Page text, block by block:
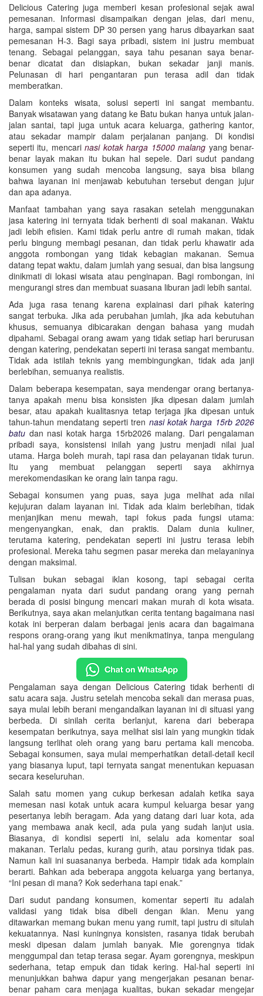
Delicious Catering juga memberi kesan profesional sejak awal
pemesanan. Informasi disampaikan dengan jelas, dari menu,
harga, sampai sistem DP 30 persen yang harus dibayarkan saat
pemesanan H-3. Bagi saya pribadi, sistem ini justru membuat
tenang. Sebagai pelanggan, saya tahu pesanan saya benar-
benar dicatat dan disiapkan, bukan sekadar janji manis.
Pelunasan di hari pengantaran pun terasa adil dan tidak
memberatkan.
Dalam konteks wisata, solusi seperti ini sangat membantu.
Banyak wisatawan yang datang ke Batu bukan hanya untuk jalan-
jalan santai, tapi juga untuk acara keluarga, gathering kantor,
atau sekadar mampir dalam perjalanan panjang. Di kondisi
seperti itu, mencarinasi kotak harga 15000 malang yang benar-
benar layak makan itu bukan hal sepele. Dari sudut pandang
konsumen yang sudah mencoba langsung, saya bisa bilang
bahwa layanan ini menjawab kebutuhan tersebut dengan jujur
dan apa adanya.
Manfaat tambahan yang saya rasakan setelah menggunakan
jasa katering ini ternyata tidak berhenti di soal makanan. Waktu
jadi lebih efisien. Kami tidak perlu antre di rumah makan, tidak
perlu bingung membagi pesanan, dan tidak perlu khawatir ada
anggota rombongan yang tidak kebagian makanan. Semua
datang tepat waktu, dalam jumlah yang sesuai, dan bisa langsung
dinikmati di lokasi wisata atau penginapan. Bagi rombongan, ini
mengurangi stres dan membuat suasana liburan jadi lebih santai.
Ada juga rasa tenang karena explainasi dari pihak katering
sangat terbuka. Jika ada perubahan jumlah, jika ada kebutuhan
khusus, semuanya dibicarakan dengan bahasa yang mudah
dipahami. Sebagai orang awam yang tidak setiap hari berurusan
dengan katering, pendekatan seperti ini terasa sangat membantu.
Tidak ada istilah teknis yang membingungkan, tidak ada janji
berlebihan, semuanya realistis.
Dalam beberapa kesempatan, saya mendengar orang bertanya-
tanya apakah menu bisa konsisten jika dipesan dalam jumlah
besar, atau apakah kualitasnya tetap terjaga jika dipesan untuk
tahun-tahun mendatang seperti tren nasi kotak harga 15rb 2026
batu dan nasi kotak harga 15rb2026 malang. Dari pengalaman
pribadi saya, konsistensi inilah yang justru menjadi nilai jual
utama. Harga boleh murah, tapi rasa dan pelayanan tidak turun.
Itu yang membuat pelanggan seperti saya akhirnya
merekomendasikan ke orang lain tanpa ragu.
Sebagai konsumen yang puas, saya juga melihat ada nilai
kejujuran dalam layanan ini. Tidak ada klaim berlebihan, tidak
menjanjikan menu mewah, tapi fokus pada fungsi utama:
mengenyangkan, enak, dan praktis. Dalam dunia kuliner,
terutama katering, pendekatan seperti ini justru terasa lebih
profesional. Mereka tahu segmen pasar mereka dan melayaninya
dengan maksimal.
Tulisan bukan sebagai iklan kosong, tapi sebagai cerita
pengalaman nyata dari sudut pandang orang yang pernah
berada di posisi bingung mencari makan murah di kota wisata.
Berikutnya, saya akan melanjutkan cerita tentang bagaimana nasi
kotak ini berperan dalam berbagai jenis acara dan bagaimana
respons orang-orang yang ikut menikmatinya, tanpa mengulang
hal-hal yang sudah dibahas di sini.
Pengalaman saya dengan Delicious Catering tidak berhenti di
satu acara saja. Justru setelah mencoba sekali dan merasa puas,
saya mulai lebih berani mengandalkan layanan ini di situasi yang
berbeda. Di sinilah cerita berlanjut, karena dari beberapa
kesempatan berikutnya, saya melihat sisi lain yang mungkin tidak
langsung terlihat oleh orang yang baru pertama kali mencoba.
Sebagai konsumen, saya mulai memperhatikan detail-detail kecil
yang biasanya luput, tapi ternyata sangat menentukan kepuasan
secara keseluruhan.
Salah satu momen yang cukup berkesan adalah ketika saya
memesan nasi kotak untuk acara kumpul keluarga besar yang
pesertanya lebih beragam. Ada yang datang dari luar kota, ada
yang membawa anak kecil, ada pula yang sudah lanjut usia.
Biasanya, di kondisi seperti ini, selalu ada komentar soal
makanan. Terlalu pedas, kurang gurih, atau porsinya tidak pas.
Namun kali ini suasananya berbeda. Hampir tidak ada komplain
berarti. Bahkan ada beberapa anggota keluarga yang bertanya,
“Ini pesan di mana? Kok sederhana tapi enak.”
Dari sudut pandang konsumen, komentar seperti itu adalah
validasi yang tidak bisa dibeli dengan iklan. Menu yang
ditawarkan memang bukan menu yang rumit, tapi justru di situlah
kekuatannya. Nasi kuningnya konsisten, rasanya tidak berubah
meski dipesan dalam jumlah banyak. Mie gorengnya tidak
menggumpal dan tetap terasa segar. Ayam gorengnya, meskipun
sederhana, tetap empuk dan tidak kering. Hal-hal seperti ini
menunjukkan bahwa dapur yang mengerjakan pesanan benar-
benar paham cara menjaga kualitas, bukan sekadar mengejar